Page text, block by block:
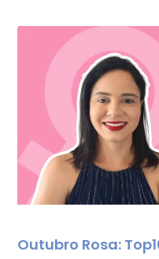
Outubro Rosa: